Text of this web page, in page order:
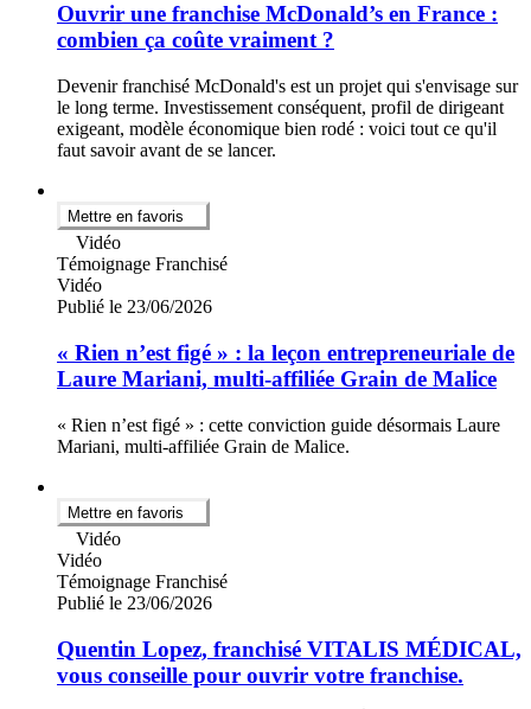
Ouvrir une franchise McDonald’s en France :
combien ça coûte vraiment ?
Devenir franchisé McDonald's est un projet qui s'envisage sur
le long terme. Investissement conséquent, profil de dirigeant
exigeant, modèle économique bien rodé : voici tout ce qu'il
faut savoir avant de se lancer.
Mettre en favoris
Vidéo
Témoignage Franchisé
Vidéo
Publié le 23/06/2026
« Rien n’est figé » : la leçon entrepreneuriale de
Laure Mariani, multi-affiliée Grain de Malice
« Rien n’est figé » : cette conviction guide désormais Laure
Mariani, multi-affiliée Grain de Malice.
Mettre en favoris
Vidéo
Vidéo
Témoignage Franchisé
Publié le 23/06/2026
Quentin Lopez, franchisé VITALIS MÉDICAL,
vous conseille pour ouvrir votre franchise.